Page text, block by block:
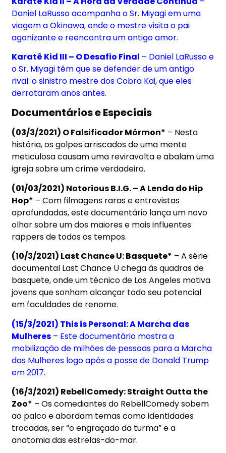
Daniel LaRusso acompanha o Sr. Miyagi em uma
viagem a Okinawa, onde o mestre visita o pai
agonizante e reencontra um antigo amor.
Karatê Kid III – O Desafio Final – Daniel LaRusso e
o Sr. Miyagi têm que se defender de um antigo
rival: o sinistro mestre dos Cobra Kai, que eles
derrotaram anos antes.
Documentários e Especiais
(03/3/2021) O Falsificador Mórmon* – Nesta
história, os golpes arriscados de uma mente
meticulosa causam uma reviravolta e abalam uma
igreja sobre um crime verdadeiro.
(01/03/2021) Notorious B.I.G. – A Lenda do Hip
Hop* – Com filmagens raras e entrevistas
aprofundadas, este documentário lança um novo
olhar sobre um dos maiores e mais influentes
rappers de todos os tempos.
(10/3/2021) Last Chance U: Basquete* – A série
documental Last Chance U chega às quadras de
basquete, onde um técnico de Los Angeles motiva
jovens que sonham alcançar todo seu potencial
em faculdades de renome.
(15/3/2021) This is Personal: A Marcha das
Mulheres – Este documentário mostra a
mobilização de milhões de pessoas para a Marcha
das Mulheres logo após a posse de Donald Trump
em 2017.
(16/3/2021) RebellComedy: Straight Outta the
Zoo* – Os comediantes do RebellComedy sobem
ao palco e abordam temas como identidades
trocadas, ser “o engraçado da turma” e a
anatomia das estrelas-do-mar.